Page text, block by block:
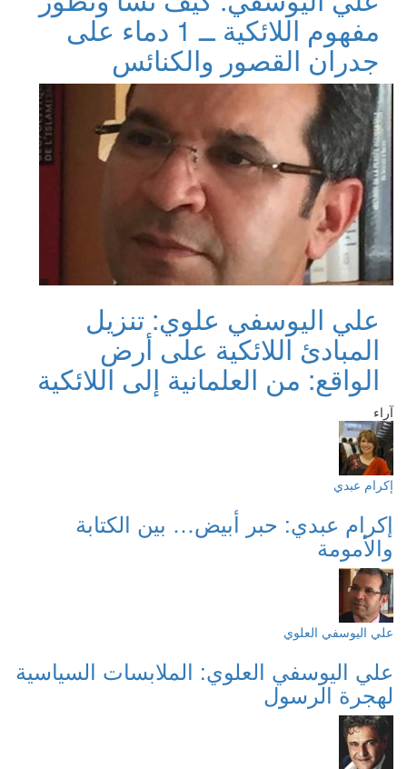
مفهوم اللائكية ــ 1 دماء على
جدران القصور والكنائس
علي اليوسفي علوي: تنزيل
المبادئ اللائكية على أرض
الواقع: من العلمانية إلى اللائكية
آراء
إكرام عبدي
إكرام عبدي: حبر أبيض… بين الكتابة
والأمومة
علي اليوسفي العلوي
علي اليوسفي العلوي: الملابسات السياسية
لهجرة الرسول